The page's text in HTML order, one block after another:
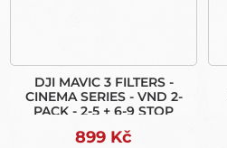
DJI MAVIC 3 FILTERS -
CINEMA SERIES - VND 2-
PACK - 2-5 + 6-9 STOP
899 Kč